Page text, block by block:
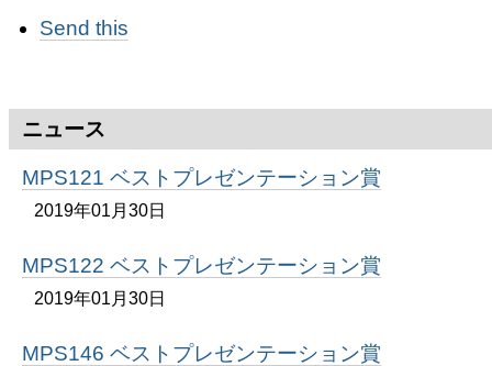
キ
ト
ア
ク
シ
Send this
ニュース
MPS121 ベストプレゼンテーション賞
2019年01月30日
MPS122 ベストプレゼンテーション賞
2019年01月30日
MPS146 ベストプレゼンテーション賞